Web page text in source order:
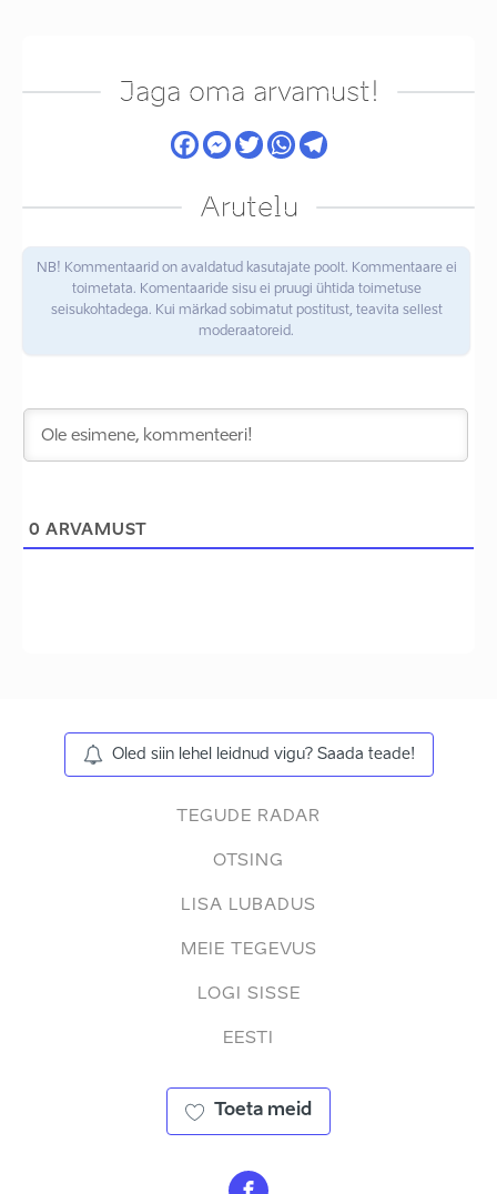
Jaga oma arvamust!
Arutelu
NB! Kommentaarid on avaldatud kasutajate poolt. Kommentaare ei
toimetata. Komentaaride sisu ei pruugi ühtida toimetuse
seisukohtadega. Kui märkad sobimatut postitust, teavita sellest
moderaatoreid.
0 ARVAMUST
Oled siin lehel leidnud vigu? Saada teade!
TEGUDE RADAR
OTSING
LISA LUBADUS
MEIE TEGEVUS
LOGI SISSE
EESTI
Toeta meid